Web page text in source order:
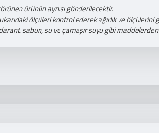
ürünün aynısı gönderilecektir.
ölçüleri kontrol ederek ağırlık ve ölçülerini
sabun, su ve çamaşır suyu gibi